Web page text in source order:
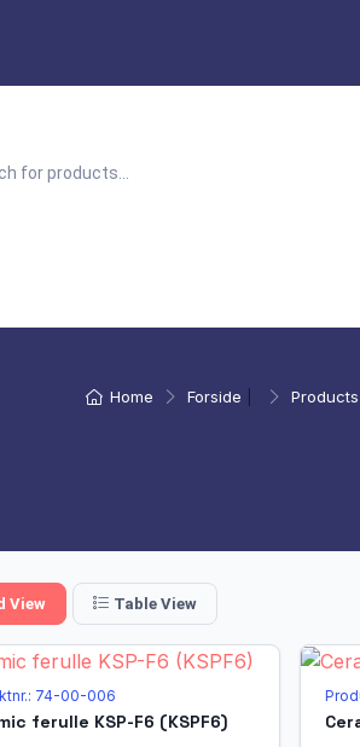
Home Forside Products
View Table View
74-00-006
ferulle KSP-F6 (KSPF6)